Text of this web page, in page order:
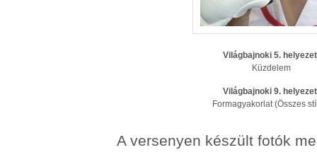
Világbajnoki 5.
Küzdelem
Világbajnoki 9.
Formagyakorlat (Összes
A versenyen készült fotók